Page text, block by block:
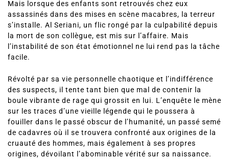
Mais lorsque des enfants sont retrouvés chez eux
assassinés dans des mises en scène macabres, la terreur
s’installe. Al Seriani, un flic rongé par la culpabilité depuis
la mort de son collègue, est mis sur l’affaire. Mais
l’instabilité de son état émotionnel ne lui rend pas la tâche
facile.
Révolté par sa vie personnelle chaotique et l’indifférence
des suspects, il tente tant bien que mal de contenir la
boule vibrante de rage qui grossit en lui. L’enquête le mène
sur les traces d’une vieille légende qui le poussera à
fouiller dans le passé obscur de l’humanité, un passé semé
de cadavres où il se trouvera confronté aux origines de la
cruauté des hommes, mais également à ses propres
origines, dévoilant l’abominable vérité sur sa naissance.